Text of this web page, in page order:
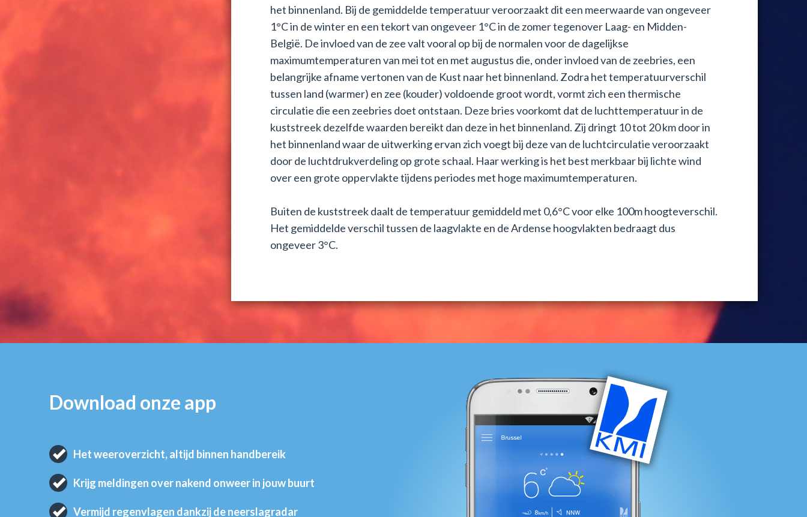
het binnenland. Bij de gemiddelde temperatuur veroorzaakt dit een meerwaarde van ongeveer
1°C in de winter en een tekort van ongeveer 1°C in de zomer tegenover Laag- en Midden-
België. De invloed van de zee valt vooral op bij de normalen voor de dagelijkse
maximumtemperaturen van mei tot en met augustus die, onder invloed van de zeebries, een
belangrijke afname vertonen van de Kust naar het binnenland. Zodra het temperatuurverschil
tussen land (warmer) en zee (kouder) voldoende groot wordt, vormt zich een thermische
circulatie die een zeebries doet ontstaan. Deze bries voorkomt dat de luchttemperatuur in de
kuststreek dezelfde waarden bereikt dan deze in het binnenland. Zij dringt 10 tot 20 km door in
het binnenland waar de uitwerking ervan zich voegt bij deze van de luchtcirculatie veroorzaakt
door de luchtdrukverdeling op grote schaal. Haar werking is het best merkbaar bij lichte wind
over een grote oppervlakte tijdens periodes met hoge maximumtemperaturen.
Buiten de kuststreek daalt de temperatuur gemiddeld met 0,6°C voor elke 100m hoogteverschil.
Het gemiddelde verschil tussen de laagvlakte en de Ardense hoogvlakten bedraagt dus
ongeveer 3°C.
Download onze app
Het weeroverzicht, altijd binnen handbereik
Krijg meldingen over nakend onweer in jouw buurt
Vermijd regenvlagen dankzij de neerslagradar